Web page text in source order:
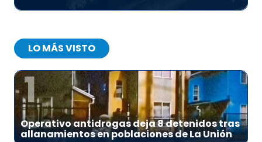
LO MÁS VISTO
1
Operativo antidrogas deja 8 detenidos tras
allanamientos en poblaciones de La Unión